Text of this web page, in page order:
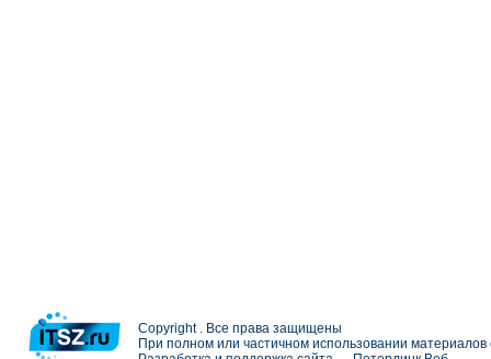
Copyright . Все права защищены
При полном или частичном использовании